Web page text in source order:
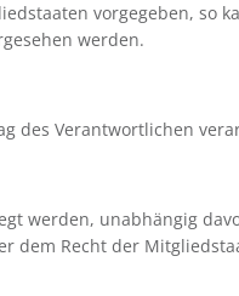
vorgegeben, so
werden.
des Verantwortlichen
werden, unabhängig
Recht der